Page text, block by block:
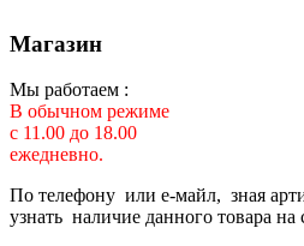
Магазин
Мы работаем :
В обычном режиме
с 11.00 до 18.00
ежедневно.
По телефону или е-майл, зная
узнать наличие данного товара на